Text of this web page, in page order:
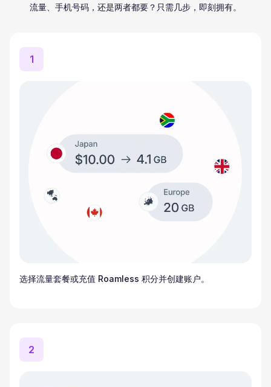
流量、手机号码，还是两者都要？只需几步，即刻拥有。
1
选择流量套餐或充值 Roamless 积分并创建账户。
2